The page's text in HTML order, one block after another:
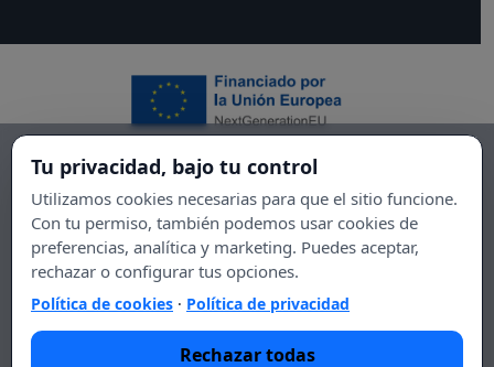
Tu privacidad, bajo tu control
Utilizamos cookies necesarias para que el sitio funcione.
Con tu permiso, también podemos usar cookies de
preferencias, analítica y marketing. Puedes aceptar,
rechazar o configurar tus opciones.
Política de cookies · Política de privacidad
Rechazar todas